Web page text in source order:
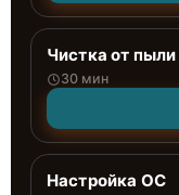
Чистка от пыли
30 мин
Настройка ОС